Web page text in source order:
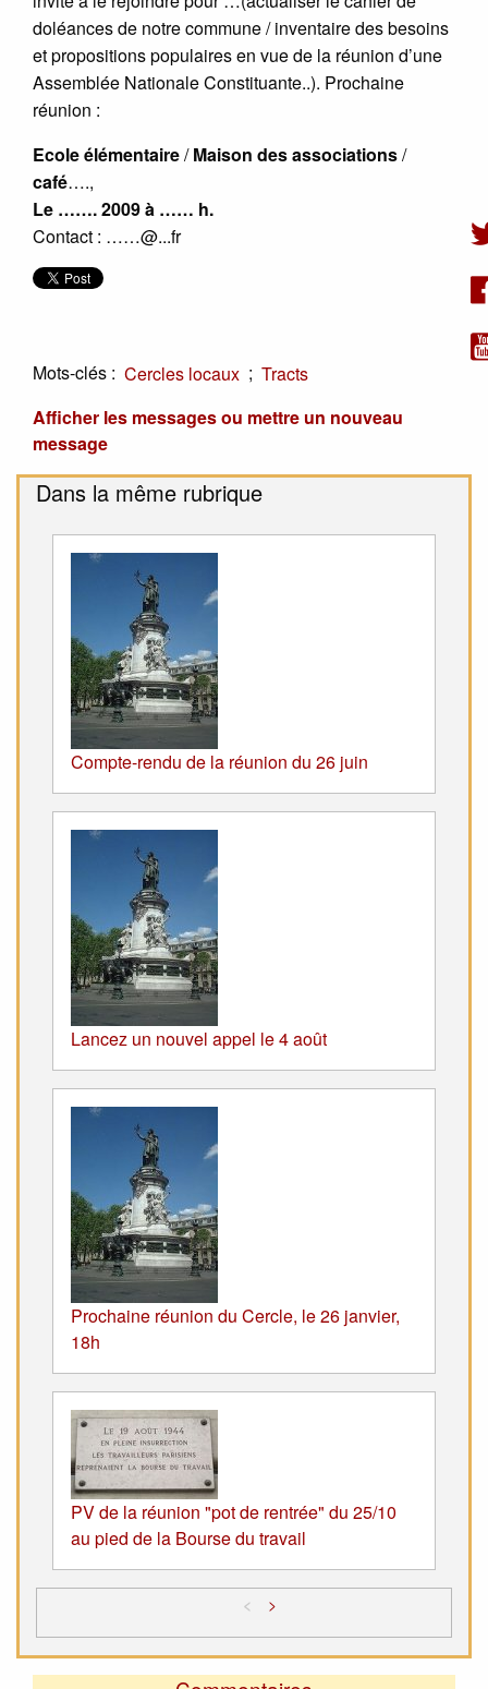
doléances de notre commune / inventaire des besoins
et propositions populaires en vue de la réunion d’une
Assemblée Nationale Constituante..). Prochaine
réunion :
Ecole élémentaire/Maison des associations/
café….,
Le ……. 2009 à …… h.
Contact : ……@...fr
Mots-clés : Cercles locaux ; Tracts
Afficher les messages ou mettre un nouveau
message
Dans la même rubrique
Compte-rendu de la réunion du 26 juin
Lancez un nouvel appel le 4 août
Prochaine réunion du Cercle, le 26 janvier,
18h
PV de la réunion "pot de rentrée" du 25/10
au pied de la Bourse du travail
< >